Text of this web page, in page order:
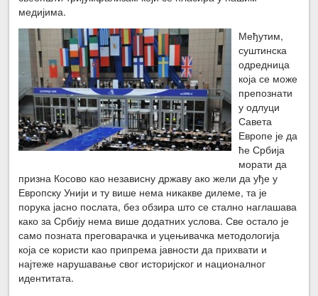
медијима.
Међутим,
суштинска
одредница
која се може
препознати
у одлуци
Савета
Европе је да
ће Србија
морати да
призна Косово као независну државу ако жели да уђе у
Европску Унији и ту више нема никакве дилеме, та је
порука јасно послата, без обзира што се стално наглашава
како за Србију нема више додатних услова. Све остало је
само позната преговарачка и уцењивачка методологија
која се користи као припрема јавности да прихвати и
најтеже нарушавање свог историјског и националног
идентитата.